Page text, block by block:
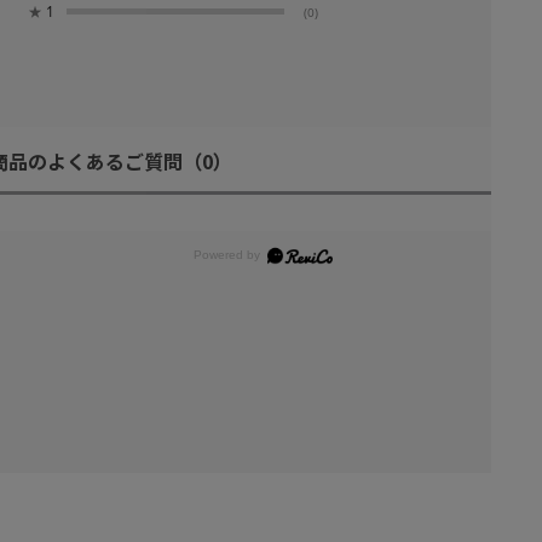
★ 1 (0)
品のよくあるご質問 （0）